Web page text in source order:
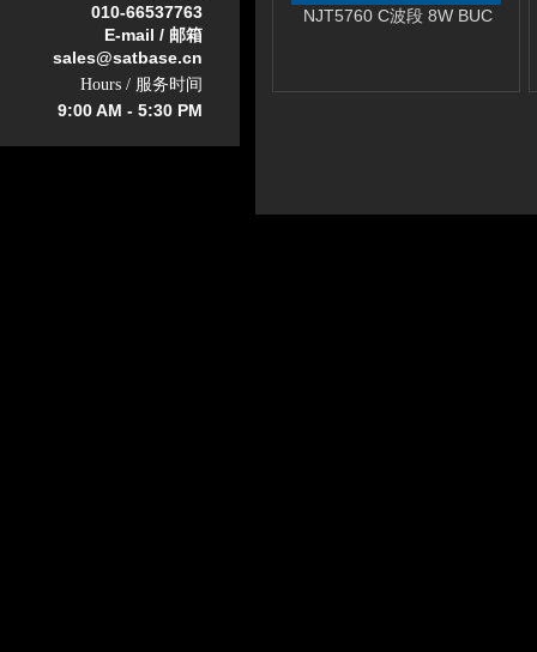
NJT5760 C波段 8W BUC
010-66537763
E-mail / 邮箱
sales@satbase.cn
Hours / 服务时间
9:00 AM - 5:30 PM